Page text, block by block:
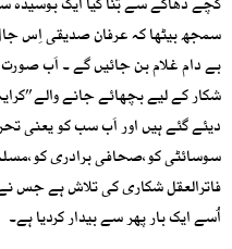
کچے دھاگے سے بُنا گیا ایک بوسیدہ
سمجھ بیٹھا کہ عرفان صدیقی اِس
بے دام غلام بن جائیں گے ۔ اَب
شکار کے لیے بچھائے جانے والے
دیئے گئے ہیں اور اَب سب کو یعنی
سوسائٹی کو،صحافی برادری
فاترالعقل شکاری کی تلاش ہے جس نے
اُسے ایک بار پھر سے بیدار کردیا ہے۔